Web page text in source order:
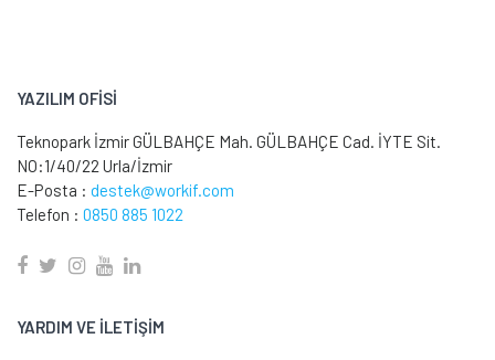
YAZILIM OFİSİ
Teknopark İzmir GÜLBAHÇE Mah. GÜLBAHÇE Cad. İYTE Sit.
NO:1/40/22 Urla/İzmir
E-Posta : destek@workif.com
Telefon : 0850 885 1022
YARDIM VE İLETİŞİM